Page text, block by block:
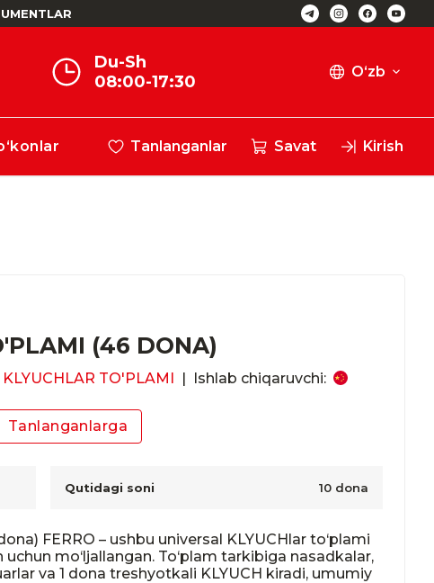
Du-Sh
08:00-17:30
O‘zb
Tanlanganlar Savat Kirish
(46 DONA)
KLYUCHLAR TO'PLAMI | Ishlab chiqaruvchi:
Tanlanganlarga
Qutidagi soni 10 dona
FERRO – ushbu universal KLYUCHlar to‘plami
mo‘ljallangan. To‘plam tarkibiga nasadkalar,
va 1 dona treshyotkali KLYUCH kiradi, umumiy